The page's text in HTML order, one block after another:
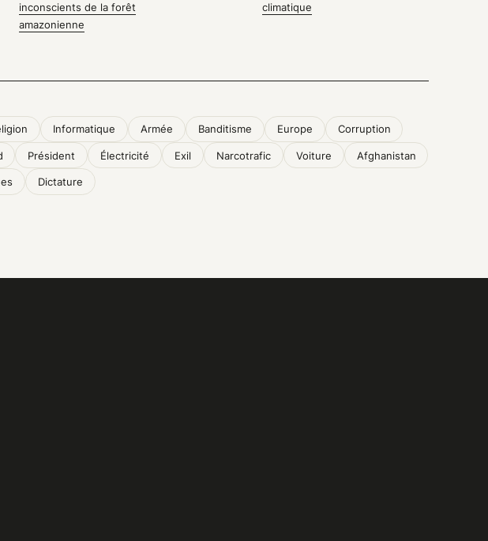
inconscients de la forêt
amazonienne
climatique
Informatique Armée Banditisme Europe Corruption
Président Électricité Exil Narcotrafic Voiture Afghanistan
Dictature